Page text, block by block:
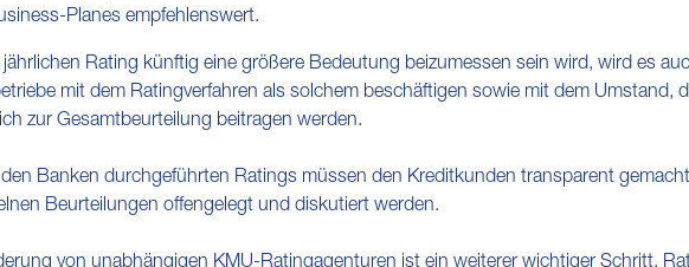
Planes empfehlenswert.
jährlichen Rating künftig eine größere Bedeutung beizumessen sein wird, wird es
mit dem Ratingverfahren als solchem beschäftigen sowie mit dem Umstand,
zur Gesamtbeurteilung beitragen werden.
den Banken durchgeführten Ratings müssen den Kreditkunden transparent
Beurteilungen offengelegt und diskutiert werden.
von unabhängigen KMU-Ratingagenturen ist ein weiterer wichtiger Schritt,